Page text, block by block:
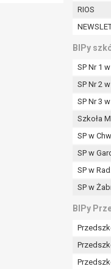
RIOS
BIPy
SP Nr 1
SP Nr 2
SP Nr 3
Szkoła
SP w
SP w
SP w
SP w
BIPy
zgody.
zawartej umowy, a po tym
danych po
zawartej
innej podstawy prawnej